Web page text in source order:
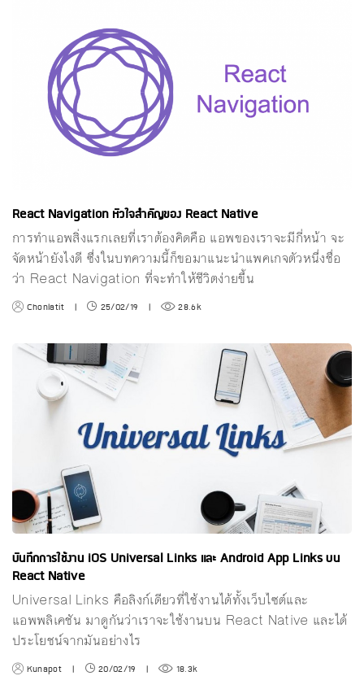
React Navigation หัวใจสำคัญของ React Native
การทำแอพสิ่งแรกเลยที่เราต้องคิดคือ แอพของเราจะมีกี่หน้า จะ
จัดหน้ายังไงดี ซึ่งในบทความนี้ก็ขอมาแนะนำแพคเกจตัวหนึ่งชื่อ
ว่า React Navigation ที่จะทำให้ชีวิตง่ายขึ้น
Chonlatit | 25/02/19 | 28.6k
บันทึกการใช้งาน iOS Universal Links และ Android App Links บน
React Native
Universal Links คือลิงก์เดียวที่ใช้งานได้ทั้งเว็บไซต์และ
แอพพลิเคชัน มาดูกันว่าเราจะใช้งานบน React Native และได้
ประโยชน์จากมันอย่างไร
Kunapot | 20/02/19 | 18.3k